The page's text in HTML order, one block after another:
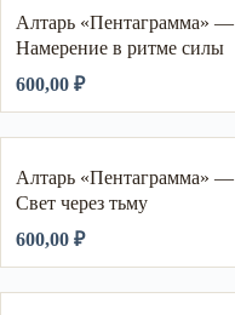
Алтарь «Пентаграмма» —
Намерение в ритме силы
600,00 ₽
Алтарь «Пентаграмма» —
Свет через тьму
600,00 ₽